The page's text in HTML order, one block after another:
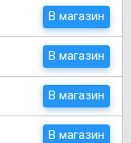
В магазин
В магазин
В магазин
В магазин